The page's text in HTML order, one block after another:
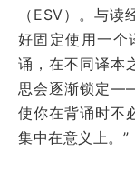
（ESV）。与
好固定使用一个
诵，在不同译本
思会逐渐锁定
使你在背诵时不
集中在意义上。”